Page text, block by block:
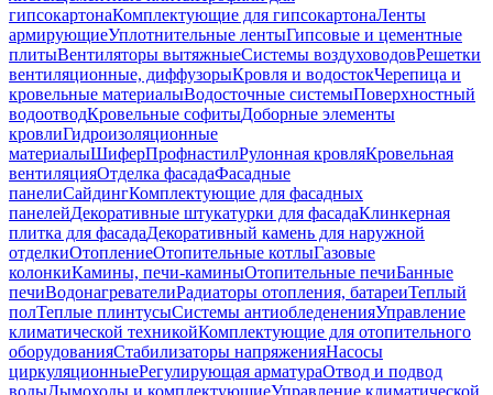
гипсокартонаКомплектующие для гипсокартонаЛенты
армирующиеУплотнительные лентыГипсовые и цементные
плитыВентиляторы вытяжныеСистемы воздуховодовРешетки
вентиляционные, диффузорыКровля и водостокЧерепица и
кровельные материалыВодосточные системыПоверхностный
водоотводКровельные софитыДоборные элементы
кровлиГидроизоляционные
материалыШиферПрофнастилРулонная кровляКровельная
вентиляцияОтделка фасадаФасадные
панелиСайдингКомплектующие для фасадных
панелейДекоративные штукатурки для фасадаКлинкерная
плитка для фасадаДекоративный камень для наружной
отделкиОтоплениеОтопительные котлыГазовые
колонкиКамины, печи-каминыОтопительные печиБанные
печиВодонагревателиРадиаторы отопления, батареиТеплый
полТеплые плинтусыСистемы антиобледененияУправление
климатической техникойКомплектующие для отопительного
оборудованияСтабилизаторы напряженияНасосы
циркуляционныеРегулирующая арматураОтвод и подвод
водыДымоходы и комплектующиеУправление климатической